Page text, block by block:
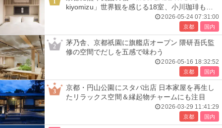
kiyomizu」世界観を感じる18室、小川珈琲も併
2026-05-24 07:31:00
京都 国内
2
茅乃舎、京都祇園に旗艦店オープン 隈研吾氏監
修の空間でだしを五感で味わう
2026-05-16 18:32:52
京都 国内
3
京都・円山公園にスタバ出店 日本家屋を再生し
たリラックス空間＆縁起物チャームにも注目
2026-03-29 11:41:29
京都 国内